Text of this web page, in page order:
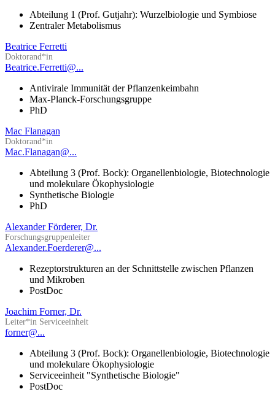
Abteilung 1 (Prof. Gutjahr): Wurzelbiologie und Symbiose
Zentraler Metabolismus
Beatrice Ferretti
Doktorand*in
Beatrice.Ferretti@...
Antivirale Immunität der Pflanzenkeimbahn
Max-Planck-Forschungsgruppe
PhD
Mac Flanagan
Doktorand*in
Mac.Flanagan@...
Abteilung 3 (Prof. Bock): Organellenbiologie, Biotechnologie
und molekulare Ökophysiologie
Synthetische Biologie
PhD
Alexander Förderer, Dr.
Forschungsgruppenleiter
Alexander.Foerderer@...
Rezeptorstrukturen an der Schnittstelle zwischen Pflanzen
und Mikroben
PostDoc
Joachim Forner, Dr.
Leiter*in Serviceeinheit
forner@...
Abteilung 3 (Prof. Bock): Organellenbiologie, Biotechnologie
und molekulare Ökophysiologie
Serviceeinheit "Synthetische Biologie"
PostDoc